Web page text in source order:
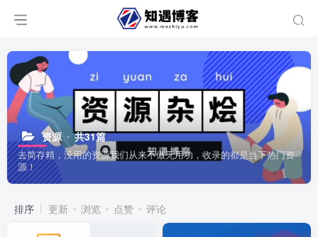
资源 共31篇
去简存精，没用的资源我们从来不做无用功，收录的都是当下热门资
源！
排序 更新 浏览 点赞 评论